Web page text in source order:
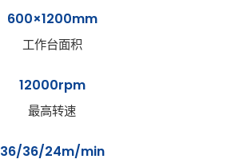
600×1200mm
工作台面积
12000rpm
最高转速
36/36/24m/min